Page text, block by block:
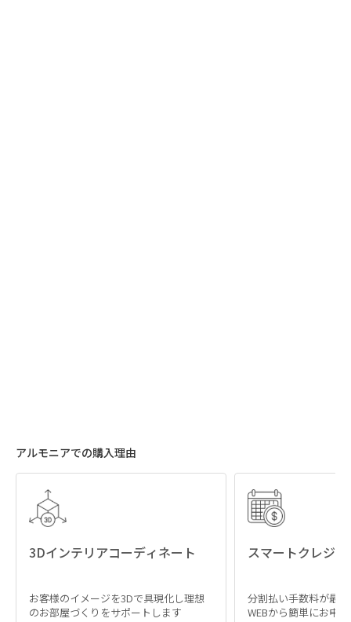
アルモニアでの購入理由
3Dインテリアコーディネート
お客様のイメージを3Dで具現化し理想
のお部屋づくりをサポートします
スマートクレジ
分割払い手数料が最
WEBから簡単にお申